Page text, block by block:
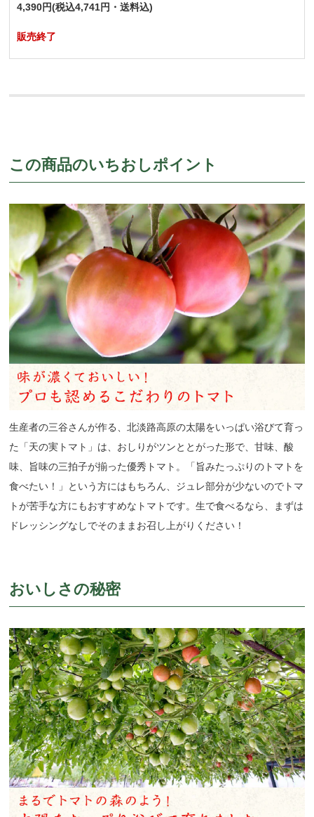
4,390円(税込4,741円・送料込)
販売終了
この商品のいちおしポイント
生産者の三谷さんが作る、北淡路高原の太陽をいっぱい浴びて育っ
た「天の実トマト」は、おしりがツンととがった形で、甘味、酸
味、旨味の三拍子が揃った優秀トマト。「旨みたっぷりのトマトを
食べたい！」という方にはもちろん、ジュレ部分が少ないのでトマ
トが苦手な方にもおすすめなトマトです。生で食べるなら、まずは
ドレッシングなしでそのままお召し上がりください！
おいしさの秘密